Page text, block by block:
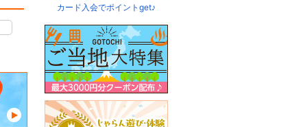
カード入会でポイントget♪